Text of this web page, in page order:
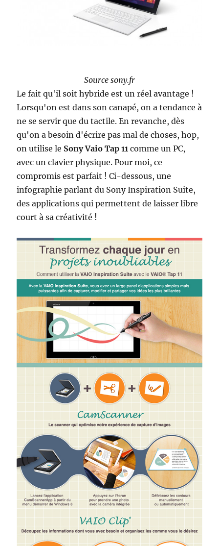
Source sony.fr
Le fait qu'il soit hybride est un réel avantage !
Lorsqu'on est dans son canapé, on a tendance à
ne se servir que du tactile. En revanche, dès
qu'on a besoin d'écrire pas mal de choses, hop,
on utilise le Sony Vaio Tap 11comme un PC,
avec un clavier physique. Pour moi, ce
compromis est parfait ! Ci-dessous, une
infographie parlant du Sony Inspiration Suite,
des applications qui permettent de laisser libre
court à sa créativité !